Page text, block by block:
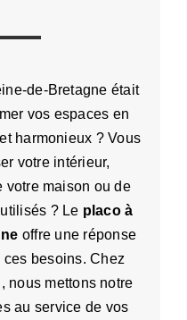
de-Bretagne était
vos espaces en
harmonieux ? Vous
votre intérieur,
votre maison ou de
? Le placo à
offre une réponse
besoins. Chez
nous mettons notre
au service de vos